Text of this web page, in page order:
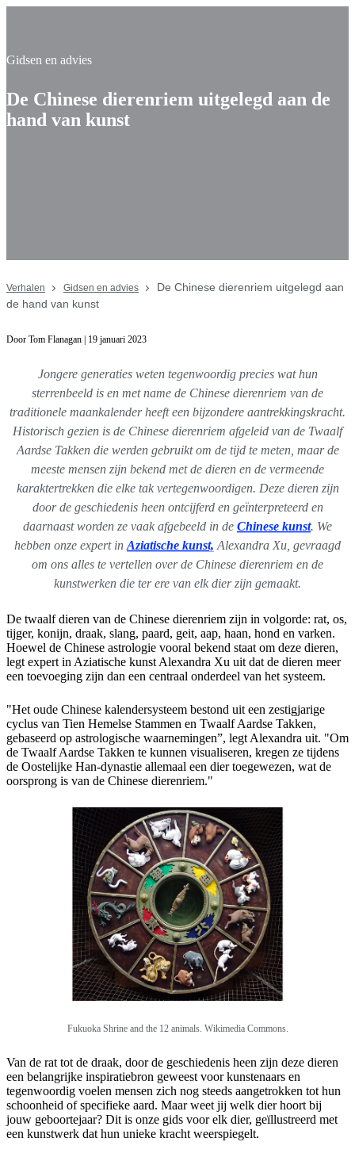
Gidsen en advies
De Chinese dierenriem uitgelegd aan de
hand van kunst
Verhalen Gidsen en advies
De Chinese dierenriem uitgelegd aan
de hand van kunst
Door Tom Flanagan | 19 januari 2023
Jongere generaties weten tegenwoordig precies wat hun
sterrenbeeld is en met name de Chinese dierenriem van de
traditionele maankalender heeft een bijzondere aantrekkingskracht.
Historisch gezien is de Chinese dierenriem afgeleid van de Twaalf
Aardse Takken die werden gebruikt om de tijd te meten, maar de
meeste mensen zijn bekend met de dieren en de vermeende
karaktertrekken die elke tak vertegenwoordigen. Deze dieren zijn
door de geschiedenis heen ontcijferd en geïnterpreteerd en
daarnaast worden ze vaak afgebeeld in de Chinese kunst. We
hebben onze expert in Aziatische kunst, Alexandra Xu, gevraagd
om ons alles te vertellen over de Chinese dierenriem en de
kunstwerken die ter ere van elk dier zijn gemaakt.
De twaalf dieren van de Chinese dierenriem zijn in volgorde: rat, os,
tijger, konijn, draak, slang, paard, geit, aap, haan, hond en varken.
Hoewel de Chinese astrologie vooral bekend staat om deze dieren,
legt expert in Aziatische kunst Alexandra Xu uit dat de dieren meer
een toevoeging zijn dan een centraal onderdeel van het systeem.
"Het oude Chinese kalendersysteem bestond uit een zestigjarige
cyclus van Tien Hemelse Stammen en Twaalf Aardse Takken,
gebaseerd op astrologische waarnemingen”, legt Alexandra uit. "Om
de Twaalf Aardse Takken te kunnen visualiseren, kregen ze tijdens
de Oostelijke Han-dynastie allemaal een dier toegewezen, wat de
oorsprong is van de Chinese dierenriem."
Fukuoka Shrine and the 12 animals. Wikimedia Commons.
Van de rat tot de draak, door de geschiedenis heen zijn deze dieren
een belangrijke inspiratiebron geweest voor kunstenaars en
tegenwoordig voelen mensen zich nog steeds aangetrokken tot hun
schoonheid of specifieke aard. Maar weet jij welk dier hoort bij
jouw geboortejaar? Dit is onze gids voor elk dier, geïllustreerd met
een kunstwerk dat hun unieke kracht weerspiegelt.